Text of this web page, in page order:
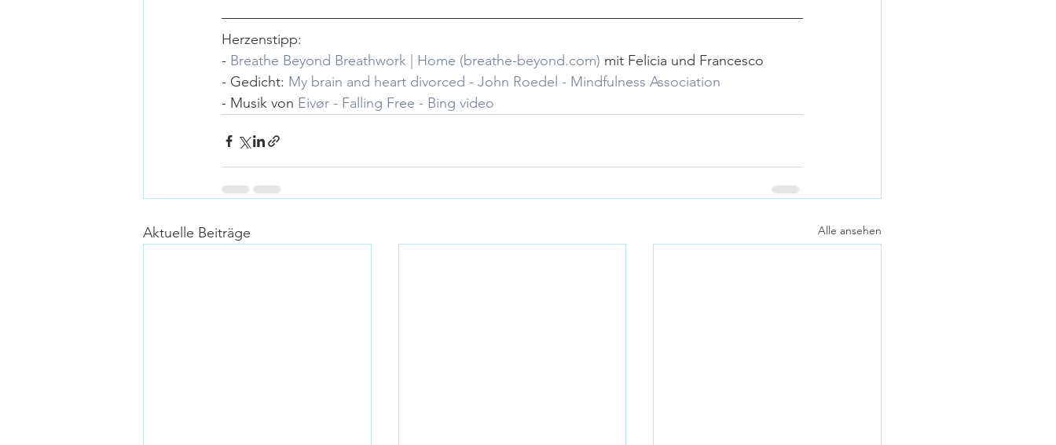
Herzenstipp:
- Breathe Beyond Breathwork | Home (breathe-beyond.com) mit Felicia und Francesco
- Gedicht: My brain and heart divorced - John Roedel - Mindfulness Association
- Musik von Eivør - Falling Free - Bing video
Aktuelle Beiträge Alle ansehen